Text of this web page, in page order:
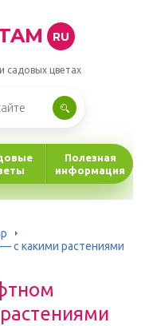
RU
садовых цветах
Полезная
информация
с какими растениями